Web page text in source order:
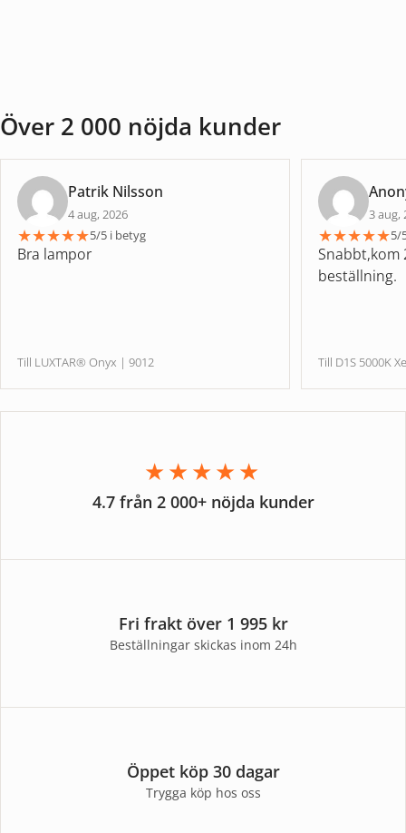
Över 2 000 nöjda kunder
Patrik Nilsson
4 aug, 2026
★★★★★5/5 i betyg
Bra lampor
Till LUXTAR® Onyx | 9012
3 aug,
★★★★★5/
Snabbt,kom
beställning.
Till D1S 5000K
★★★★★
4.7 från 2 000+ nöjda kunder
Fri frakt över 1 995 kr
Beställningar skickas inom 24h
Öppet köp 30 dagar
Trygga köp hos oss